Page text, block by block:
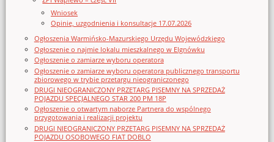
Wniosek
Opinie, uzgodnienia i konsultacje 17.07.2026
Ogłoszenia Warmińsko-Mazurskiego Urzędu Wojewódzkiego
Ogłoszenie o najmie lokalu mieszkalnego w Elgnówku
Ogłoszenie o zamiarze wyboru operatora
Ogłoszenie o zamiarze wyboru operatora publicznego transportu
zbiorowego w trybie przetargu nieograniczonego
DRUGI NIEOGRANICZONY PRZETARG PISEMNY NA SPRZEDAŻ
POJAZDU SPECJALNEGO STAR 200 PM 18P
Ogłoszenie o otwartym naborze Partnera do wspólnego
przygotowania i realizacji projektu
DRUGI NIEOGRANICZONY PRZETARG PISEMNY NA SPRZEDAŻ
POJAZDU OSOBOWEGO FIAT DOBLO